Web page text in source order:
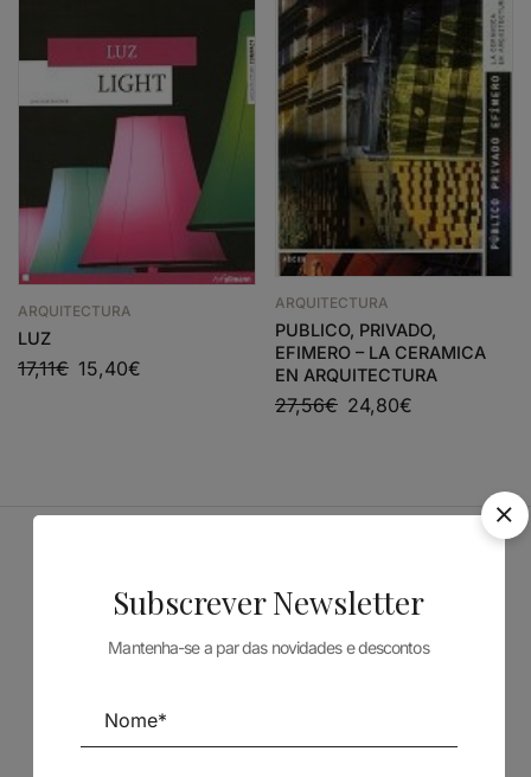
ARQUITECTURA
LUZ
17,11€ 15,40€
ARQUITECTURA
PUBLICO, PRIVADO,
EFIMERO – LA CERAMICA
EN ARQUITECTURA
27,56€ 24,80€
Subscrever Newsletter
Mantenha-se a par das novidades e descontos